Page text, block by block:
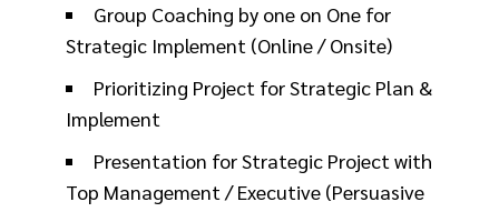
Group Coaching by one on One for
Strategic Implement (Online / Onsite)
Prioritizing Project for Strategic Plan &
Implement
Presentation for Strategic Project with
Top Management / Executive (Persuasive